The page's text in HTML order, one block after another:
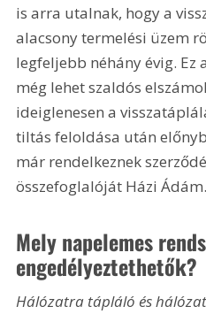
is arra utalnak, hogy a
alacsony termelési üzem
legfeljebb néhány évig.
még lehet szaldós
ideiglenesen a
tiltás feloldása után
már rendelkeznek
összefoglalóját Házi Ádám.
Mely napelemes
engedélyeztethetők?
Hálózatra tápláló és